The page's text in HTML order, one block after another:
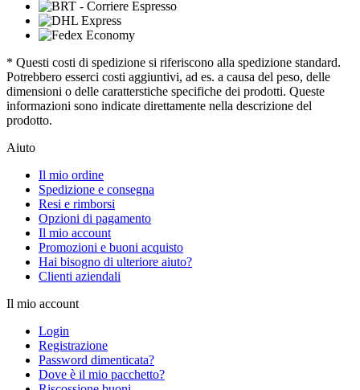
* Questi costi di spedizione si riferiscono alla spedizione standard.
Potrebbero esserci costi aggiuntivi, ad es. a causa del peso, delle
dimensioni o delle caratterstiche specifiche dei prodotti. Queste
informazioni sono indicate direttamente nella descrizione del
prodotto.
Aiuto
Il mio ordine
Spedizione e consegna
Resi e rimborsi
Opzioni di pagamento
Il mio account
Promozioni e buoni acquisto
Hai bisogno di ulteriore aiuto?
Clienti aziendali
Il mio account
Login
Registrazione
Password dimenticata?
Dove è il mio pacchetto?